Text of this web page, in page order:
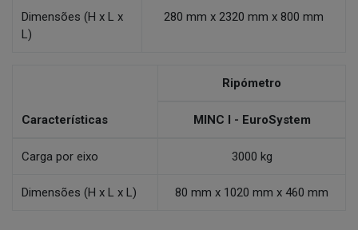
Dimensões (H x L x
L)
280 mm x 2320 mm x 800 mm
Características
Ripómetro
MINC I - EuroSystem
Carga por eixo 3000 kg
Dimensões (H x L x L) 80 mm x 1020 mm x 460 mm